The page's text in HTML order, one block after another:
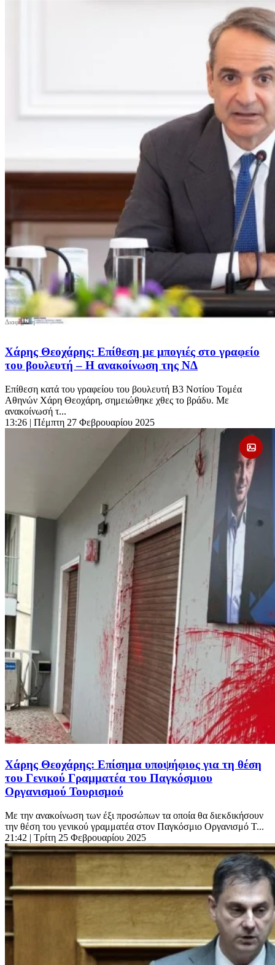
Χάρης Θεοχάρης: Επίθεση με μπογιές στο γραφείο
του βουλευτή – Η ανακοίνωση της ΝΔ
Επίθεση κατά του γραφείου του βουλευτή Β3 Νοτίου Τομέα
Αθηνών Χάρη Θεοχάρη, σημειώθηκε χθες το βράδυ. Με
ανακοίνωσή τ...
13:26 | Πέμπτη 27 Φεβρουαρίου 2025
Χάρης Θεοχάρης: Επίσημα υποψήφιος για τη θέση
του Γενικού Γραμματέα του Παγκόσμιου
Οργανισμού Τουρισμού
Με την ανακοίνωση των έξι προσώπων τα οποία θα διεκδικήσουν
την θέση του γενικού γραμματέα στον Παγκόσμιο Οργανισμό Τ...
21:42 | Τρίτη 25 Φεβρουαρίου 2025